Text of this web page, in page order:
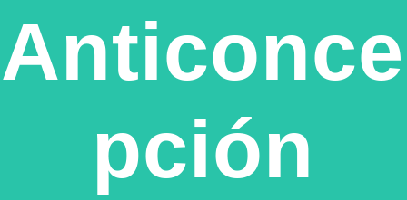
Anticonce
pción